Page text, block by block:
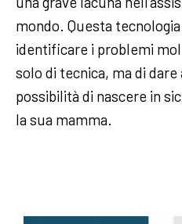
mondo. Questa
identificare i problemi
solo di tecnica, ma di dare
possibilità di nascere in
la sua mamma.